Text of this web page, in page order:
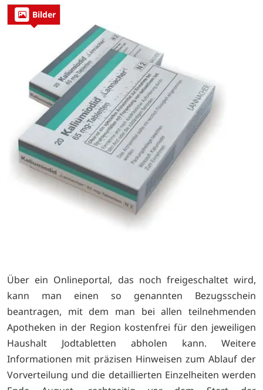
Bilder
Über ein Onlineportal, das noch freigeschaltet wird,
kann man einen so genannten Bezugsschein
beantragen, mit dem man bei allen teilnehmenden
Apotheken in der Region kostenfrei für den jeweiligen
Haushalt Jodtabletten abholen kann. Weitere
Informationen mit präzisen Hinweisen zum Ablauf der
Vorverteilung und die detaillierten Einzelheiten werden